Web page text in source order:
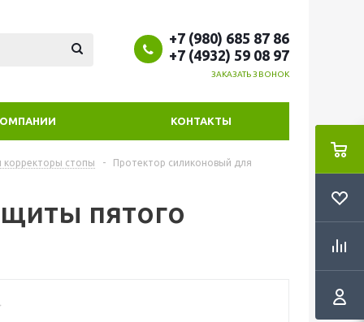
+7 (980) 685 87 86
+7 (4932) 59 08 97
ЗАКАЗАТЬ ЗВОНОК
КОНТАКТЫ
корректоры стопы - Протектор силиконовый для
пятого